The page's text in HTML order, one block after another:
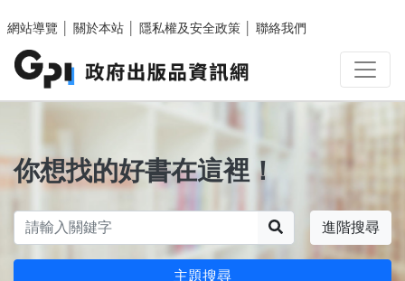
網站導覽
關於本站 隱私權及安全政策 聯絡我們
你想找的好書在這裡！
進階搜尋
主題搜尋